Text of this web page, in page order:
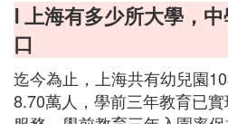
Ⅰ 上海有多少所大學，
口
迄今為止，上海共有幼兒園
8.70萬人，學前三年教育已